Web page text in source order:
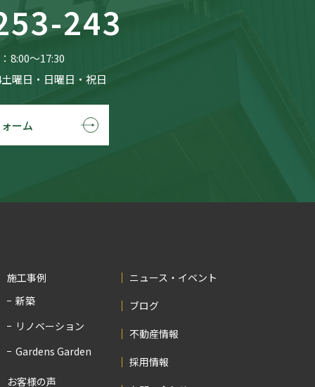
243
8:00〜17:30
曜日・日曜日・祝日
ーム
施工事例
新築
リノベーション
Gardens Garden
お客様の声
ニュース・イベント
ブログ
不動産情報
採用情報